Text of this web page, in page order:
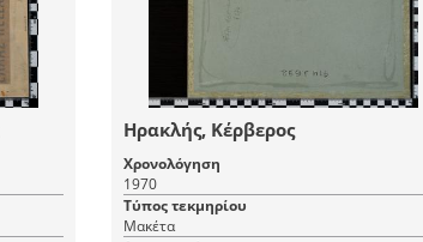
Ηρακλής, Κέρβερος
Χρονολόγηση
1970
Τύπος τεκμηρίου
Μακέτα